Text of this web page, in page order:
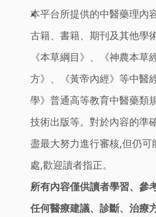
本平台所提供的中醫藥理內
古籍、書籍、期刊及其他學
《本草綱目》、《神農本草
方》、《黃帝內經》等中醫
學》普通高等教育中醫藥類
技術出版等。對於內容的準
盡最大努力進行審核,但仍可
處,歡迎讀者指正。
所有內容僅供讀者學習、參
任何醫療建議、診斷、治療